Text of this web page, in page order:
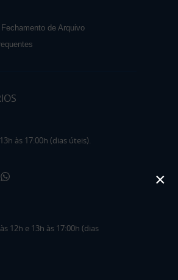
de Arquivo
às 17:00h (dias úteis).
12h e 13h às 17:00h (dias
×